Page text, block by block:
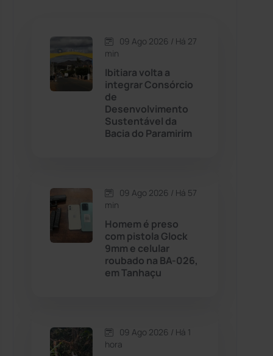
Caetité (1504)
Candiba
Cândido Sales
(103)
Caturama
Chapada Diamantina (430)
Cordeiros
09 Ago 2026 / Há 27
min
Ibitiara volta a
integrar Consórcio
de
Desenvolvimento
Sustentável da
Bacia do Paramirim
09 Ago 2026 / Há 57
min
Homem é preso
com pistola Glock
9mm e celular
roubado na BA-026,
em Tanhaçu
09 Ago 2026 / Há 1
hora